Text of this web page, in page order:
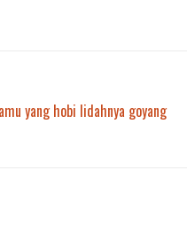
yang hobi lidahnya goyang